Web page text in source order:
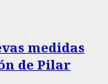
medidas
de Pilar